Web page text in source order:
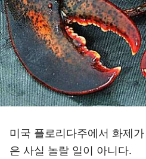
미국 플로리다주에서 화제
은 사실 놀랄 일이 아니다.